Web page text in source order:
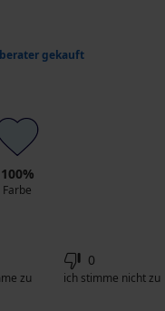
gekauft
100%
Farbe
zu
0
ich stimme nicht zu